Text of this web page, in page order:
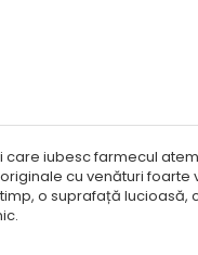
care iubesc farmecul
cu venături
o suprafață lucioasă,